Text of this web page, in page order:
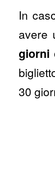
In
avere
giorni
30